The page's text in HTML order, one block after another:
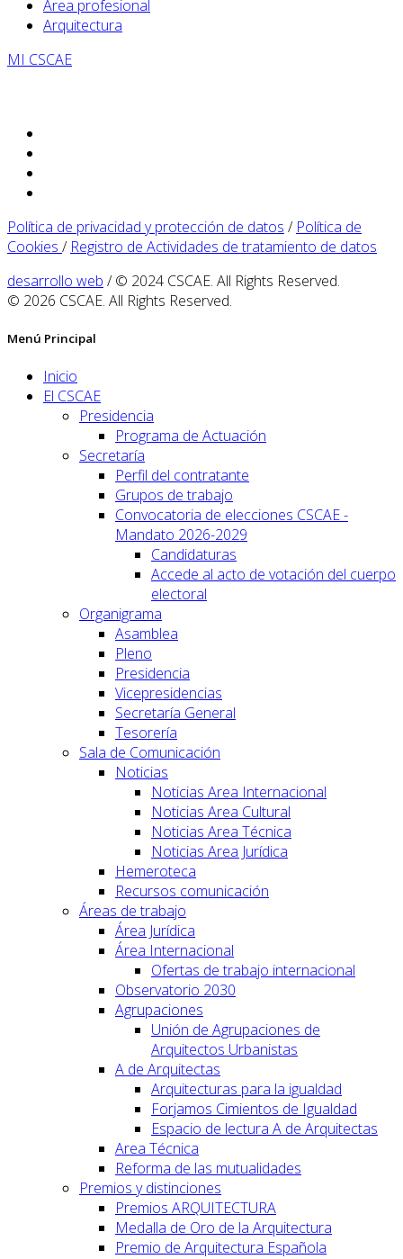
Área profesional
Arquitectura
MI CSCAE
Política de privacidad y protección de datos / Política de
Cookies / Registro de Actividades de tratamiento de datos
desarrollo web / © 2024 CSCAE. All Rights Reserved.
© 2026 CSCAE. All Rights Reserved.
Menú Principal
Inicio
El CSCAE
Presidencia
Programa de Actuación
Secretaría
Perfil del contratante
Grupos de trabajo
Convocatoria de elecciones CSCAE -
Mandato 2026-2029
Candidaturas
Accede al acto de votación del cuerpo
electoral
Organigrama
Asamblea
Pleno
Presidencia
Vicepresidencias
Secretaría General
Tesorería
Sala de Comunicación
Noticias
Noticias Area Internacional
Noticias Area Cultural
Noticias Area Técnica
Noticias Area Jurídica
Hemeroteca
Recursos comunicación
Áreas de trabajo
Área Jurídica
Área Internacional
Ofertas de trabajo internacional
Observatorio 2030
Agrupaciones
Unión de Agrupaciones de
Arquitectos Urbanistas
A de Arquitectas
Arquitecturas para la igualdad
Forjamos Cimientos de Igualdad
Espacio de lectura A de Arquitectas
Area Técnica
Reforma de las mutualidades
Premios y distinciones
Premios ARQUITECTURA
Medalla de Oro de la Arquitectura
Premio de Arquitectura Española